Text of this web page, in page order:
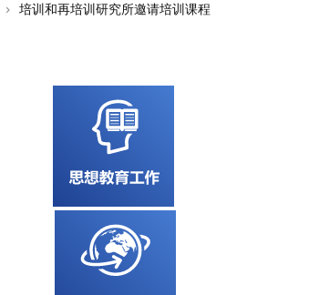
培训和再培训研究所邀请培训课程